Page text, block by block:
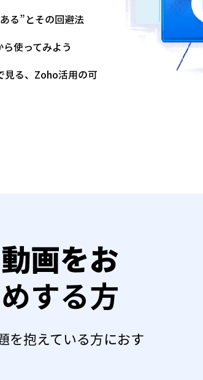
る”とその回避法
使ってみよう
見る、Zoho活用の可
画をお
する方
を抱えている方におす